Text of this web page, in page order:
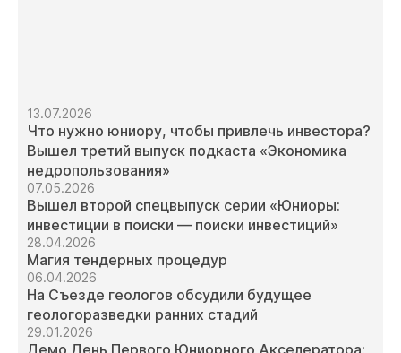
13.07.2026
Что нужно юниору, чтобы привлечь инвестора?
Вышел третий выпуск подкаста «Экономика
недропользования»
07.05.2026
Вышел второй спецвыпуск серии «Юниоры:
инвестиции в поиски — поиски инвестиций»
28.04.2026
Магия тендерных процедур
06.04.2026
На Съезде геологов обсудили будущее
геологоразведки ранних стадий
29.01.2026
Демо День Первого Юниорного Акселератора: